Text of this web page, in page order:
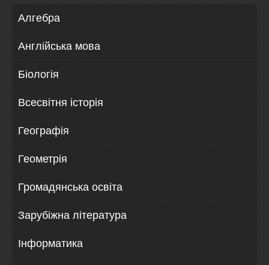
Алгебра
Англійська мова
Біологія
Всесвітня історія
Географія
Геометрія
Громадянська освіта
Зарубіжна література
Інформатика